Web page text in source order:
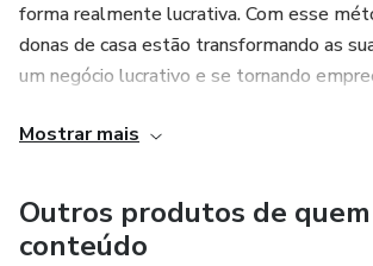
forma realmente lucrativa. Com esse
donas de casa estão transformando as
um negócio lucrativo e se tornando
-> Donas de casa;
Mostrar mais
Outros produtos de
conteúdo